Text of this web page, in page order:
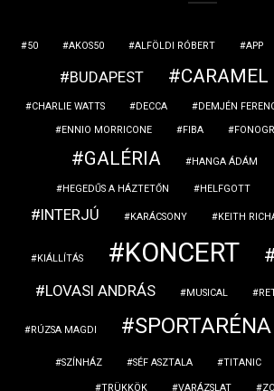
50 AKOS50 ALFÖLDI RÓBERT APP
BUDAPEST
CARAMEL
CHARLIE WATTS DECCA DEMJÉN
ENNIO MORRICONE
FIBA
GALÉRIA HANGA ÁDÁM
HEGEDŰS A HÁZTETŐN HELFGOTT
INTERJÚ KARÁCSONY KEITH
KIÁLLÍTÁS KONCERT
LOVASI ANDRÁS MUSICAL
RÚZSA MAGDI SPORTARÉNA
SZÍNHÁZ SÉF ASZTALA TITANIC
TRÜKKÖK VARÁZSLAT